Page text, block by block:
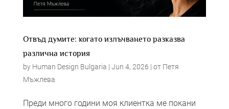
Отвъд думите: когато излъчването разказва
различна история
by Human Design Bulgaria | Jun 4, 2026 | от Петя
Мъжлева
Преди много години моя клиентка ме покани